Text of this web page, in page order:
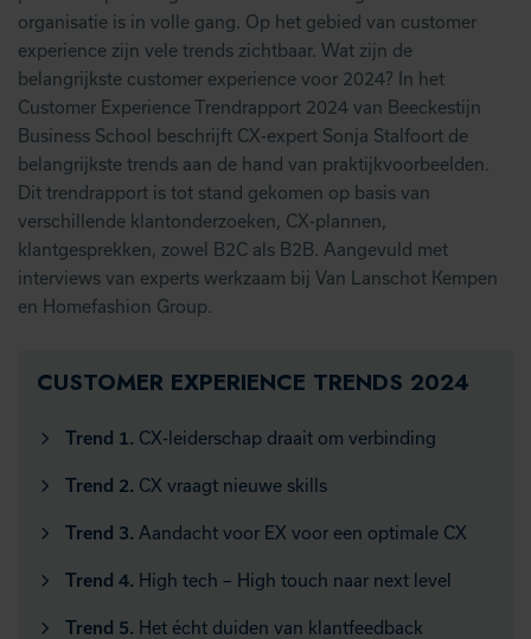
organisatie is in volle gang. Op het gebied van customer
experience zijn vele trends zichtbaar. Wat zijn de
belangrijkste customer experience voor 2024? In het
Customer Experience Trendrapport 2024 van Beeckestijn
Business School beschrijft CX-expert Sonja Stalfoort de
belangrijkste trends aan de hand van praktijkvoorbeelden.
Dit trendrapport is tot stand gekomen op basis van
verschillende klantonderzoeken, CX-plannen,
klantgesprekken, zowel B2C als B2B. Aangevuld met
interviews van experts werkzaam bij Van Lanschot Kempen
en Homefashion Group.
CUSTOMER EXPERIENCE TRENDS 2024
Trend 1. CX-leiderschap draait om verbinding
Trend 2. CX vraagt nieuwe skills
Trend 3. Aandacht voor EX voor een optimale CX
Trend 4. High tech – High touch naar next level
Trend 5. Het écht duiden van klantfeedback